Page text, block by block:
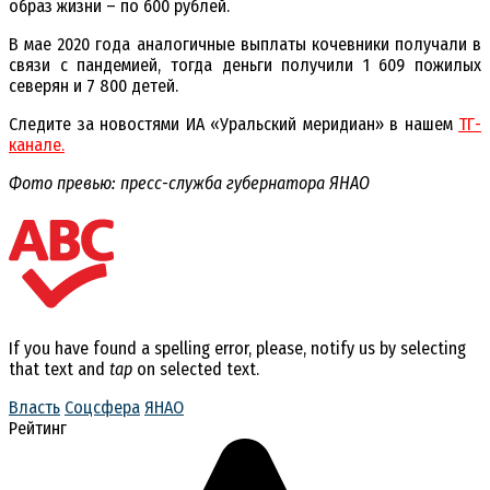
образ жизни – по 600 рублей.
В мае 2020 года аналогичные выплаты кочевники получали в
связи с пандемией, тогда деньги получили 1 609 пожилых
северян и 7 800 детей.
Следите за новостями ИА «Уральский меридиан» в нашем ТГ-
канале.
Фото превью: пресс-служба губернатора ЯНАО
If you have found a spelling error, please, notify us by selecting
that text and tap on selected text.
Власть Соцсфера ЯНАО
Рейтинг